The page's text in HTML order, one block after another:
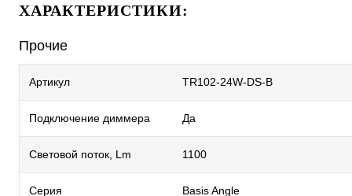
ХАРАКТЕРИСТИКИ:
Прочие
Артикул TR102-24W-DS-B
Подключение диммера Да
Световой поток, Lm 1100
Серия Basis Angle